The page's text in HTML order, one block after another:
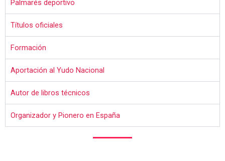
Palmarés deportivo
Títulos oficiales
Formación
Aportación al Yudo Nacional
Autor de libros técnicos
Organizador y Pionero en España